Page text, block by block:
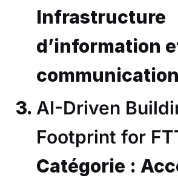
Infrastructure
d’information
AI-Driven
Footprint for
Catégorie :